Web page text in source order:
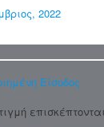
2022
Είσοδος